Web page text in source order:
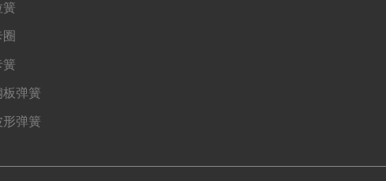
簧
簧
板弹簧
形弹簧